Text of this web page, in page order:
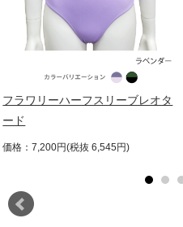
フラワリーハーフスリーブレオタ
ード
価格：7,200円(税抜 6,545円)